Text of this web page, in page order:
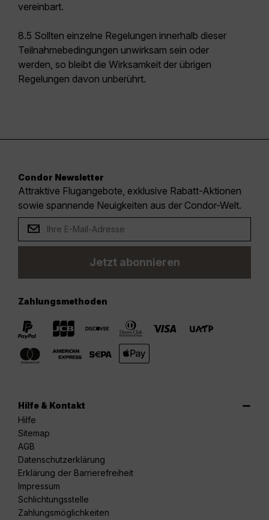
vereinbart.
8.5 Sollten einzelne Regelungen innerhalb dieser
Teilnahmebedingungen unwirksam sein oder
werden, so bleibt die Wirksamkeit der übrigen
Regelungen davon unberührt.
Condor Newsletter
Attraktive Flugangebote, exklusive Rabatt-Aktionen
sowie spannende Neuigkeiten aus der Condor-Welt.
Jetzt abonnieren
Zahlungsmethoden
Hilfe & Kontakt
Hilfe
Sitemap
AGB
Datenschutzerklärung
Erklärung der Barrierefreiheit
Impressum
Schlichtungsstelle
Zahlungsmöglichkeiten